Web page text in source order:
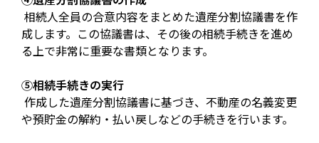
相続人全員の合意内容をまとめた遺産分割協議書を作
成します。この協議書は、その後の相続手続きを進め
る上で非常に重要な書類となります。
⑤相続手続きの実行
作成した遺産分割協議書に基づき、不動産の名義変更
や預貯金の解約・払い戻しなどの手続きを行います。